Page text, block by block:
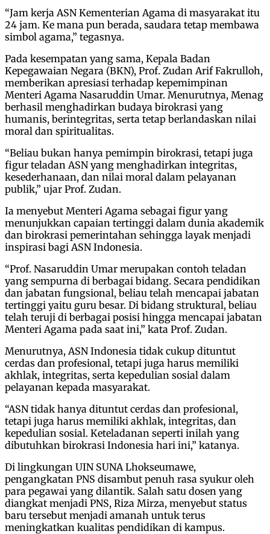
“Jam kerja ASN Kementerian Agama di masyarakat itu
24 jam. Ke mana pun berada, saudara tetap membawa
simbol agama,” tegasnya.
Pada kesempatan yang sama, Kepala Badan
Kepegawaian Negara (BKN), Prof. Zudan Arif Fakrulloh,
memberikan apresiasi terhadap kepemimpinan
Menteri Agama Nasaruddin Umar. Menurutnya, Menag
berhasil menghadirkan budaya birokrasi yang
humanis, berintegritas, serta tetap berlandaskan nilai
moral dan spiritualitas.
“Beliau bukan hanya pemimpin birokrasi, tetapi juga
figur teladan ASN yang menghadirkan integritas,
kesederhanaan, dan nilai moral dalam pelayanan
publik,” ujar Prof. Zudan.
Ia menyebut Menteri Agama sebagai figur yang
menunjukkan capaian tertinggi dalam dunia akademik
dan birokrasi pemerintahan sehingga layak menjadi
inspirasi bagi ASN Indonesia.
“Prof. Nasaruddin Umar merupakan contoh teladan
yang sempurna di berbagai bidang. Secara pendidikan
dan jabatan fungsional, beliau telah mencapai jabatan
tertinggi yaitu guru besar. Di bidang struktural, beliau
telah teruji di berbagai posisi hingga mencapai jabatan
Menteri Agama pada saat ini,” kata Prof. Zudan.
Menurutnya, ASN Indonesia tidak cukup dituntut
cerdas dan profesional, tetapi juga harus memiliki
akhlak, integritas, serta kepedulian sosial dalam
pelayanan kepada masyarakat.
“ASN tidak hanya dituntut cerdas dan profesional,
tetapi juga harus memiliki akhlak, integritas, dan
kepedulian sosial. Keteladanan seperti inilah yang
dibutuhkan birokrasi Indonesia hari ini,” katanya.
Di lingkungan UIN SUNA Lhokseumawe,
pengangkatan PNS disambut penuh rasa syukur oleh
para pegawai yang dilantik. Salah satu dosen yang
diangkat menjadi PNS, Riza Mirza, menyebut status
baru tersebut menjadi amanah untuk terus
meningkatkan kualitas pendidikan di kampus.